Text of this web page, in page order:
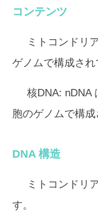
コンテンツ
ミトコンドリ
ゲノムで構成され
核DNA: nDNA
胞のゲノムで構成
DNA 構造
ミトコンドリ
す。